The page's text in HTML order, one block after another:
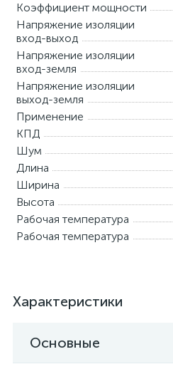
Коэффициент мощности
Напряжение изоляции
вход-выход
Напряжение изоляции
вход-земля
Напряжение изоляции
выход-земля
Применение
КПД
Шум
Длина
Ширина
Высота
Рабочая температура
Рабочая температура
Характеристики
Основные